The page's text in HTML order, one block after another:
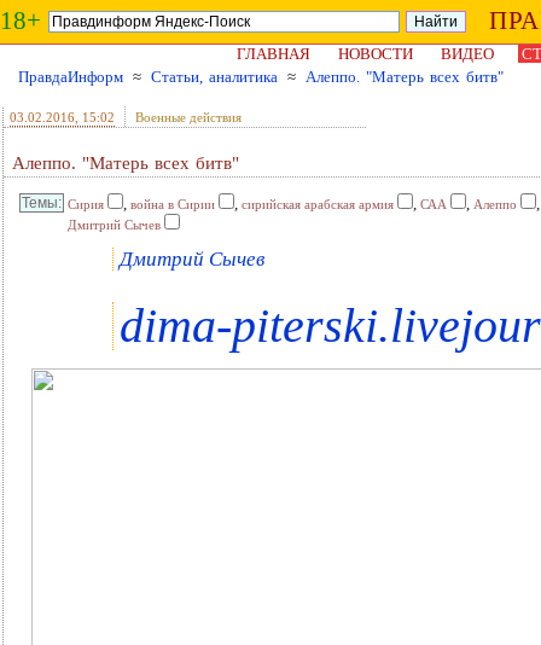
18+
ГЛАВНАЯ НОВОСТИ ВИДЕО
ПравдаИнформ ≈ Статьи, аналитика ≈ Алеппо. "Матерь всех битв"
03.02.2016 , 15:02 Военные действия
Алеппо. "Матерь всех битв"
Сирия , война в Сирии , сирийская арабская армия , САА , Алеппо
Дмитрий Сычев
Дмитрий Сычев
dima-